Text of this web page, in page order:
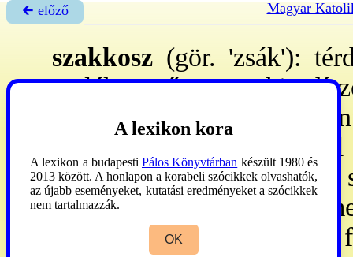
🡰 előző Magyar
szakkosz (gör. 'zsák'):
emlékeztető püspöki
alkalomnak megfelelő
nyitott, sok apró
cs-ok öltözete volt. A 11.
ünnepélyes alkalmakra
később a ~ a bizánci
A lexikon kora
A lexikon a budapesti Pálos Könyvtárban készült 1980 és
2013 között. A honlapon a korabeli szócikkek olvashatók,
az újabb eseményeket, kutatási eredményeket a szócikkek
nem tartalmazzák.
OK